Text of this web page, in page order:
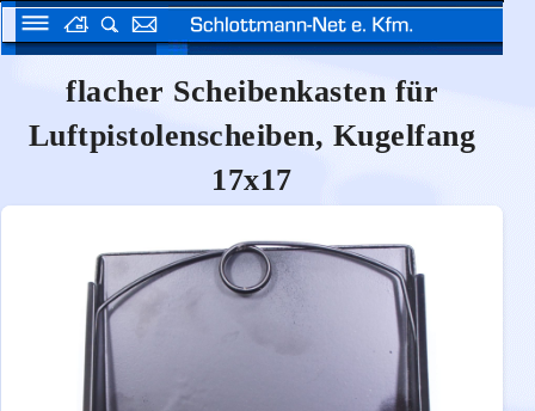
flacher Scheibenkasten für
Luftpistolenscheiben, Kugelfang
17x17